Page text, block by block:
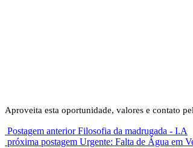
Aproveita esta oportunidade, valores e contato
Postagem anterior Filosofia da madrugada - I.A
próxima postagem Urgente: Falta de Água em